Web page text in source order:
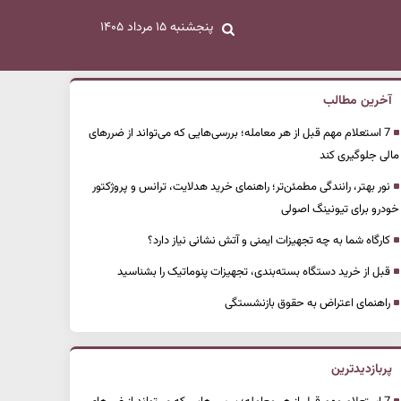
پنجشنبه ۱۵ مرداد ۱۴۰۵
آخرین مطالب
7 استعلام مهم قبل از هر معامله؛ بررسی‌هایی که می‌تواند از ضررهای
مالی جلوگیری کند
نور بهتر، رانندگی مطمئن‌تر؛ راهنمای خرید هدلایت، ترانس و پروژکتور
خودرو برای تیونینگ اصولی
کارگاه شما به چه تجهیزات ایمنی و آتش نشانی نیاز دارد؟
قبل از خرید دستگاه بسته‌بندی، تجهیزات پنوماتیک را بشناسید
راهنمای اعتراض به حقوق بازنشستگی
پربازدیدترین